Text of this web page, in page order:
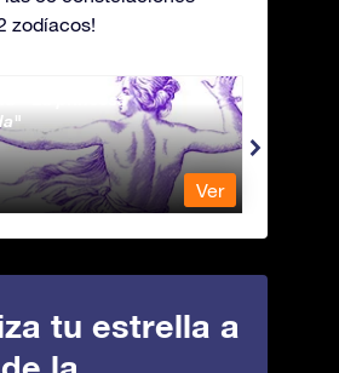
zodíacos!
- La princesa
Ver
tu estrella a